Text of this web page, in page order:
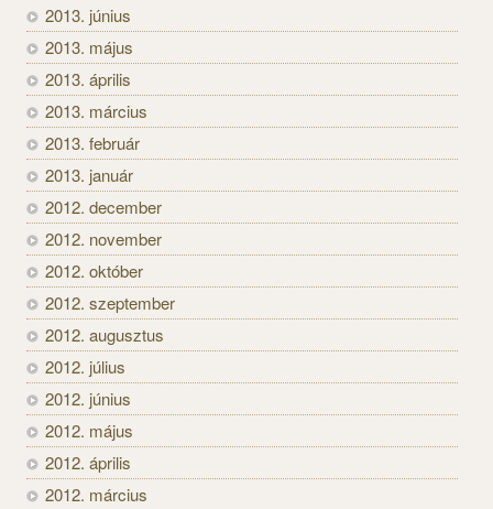
2013. június
2013. május
2013. április
2013. március
2013. február
2013. január
2012. december
2012. november
2012. október
2012. szeptember
2012. augusztus
2012. július
2012. június
2012. május
2012. április
2012. március